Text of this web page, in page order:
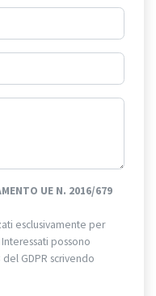
UE N. 2016/679
esclusivamente per
possono
GDPR scrivendo